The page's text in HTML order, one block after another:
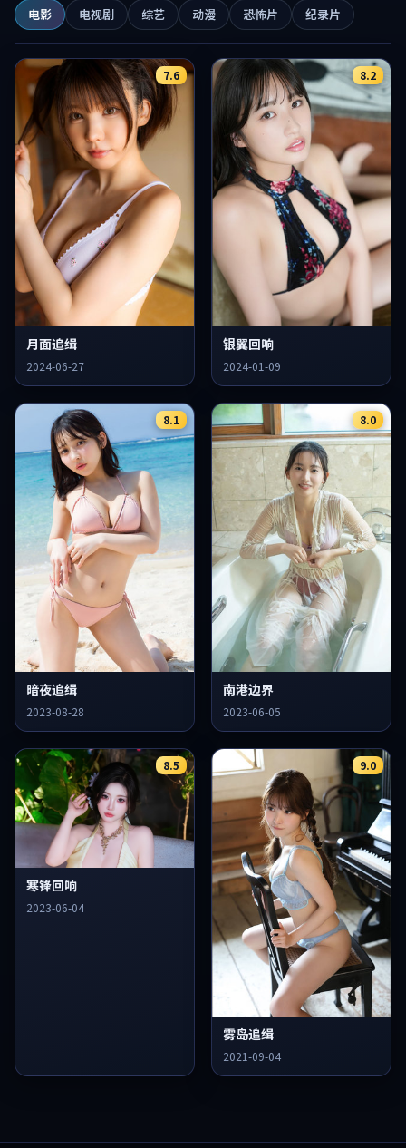
电影 电视剧 综艺 动漫 恐怖片 纪录片
7.6
月面追缉
2024-06-27
8.2
银翼回响
2024-01-09
8.1
暗夜追缉
2023-08-28
8.0
南港边界
2023-06-05
8.5
寒锋回响
2023-06-04
9.0
雾岛追缉
2021-09-04